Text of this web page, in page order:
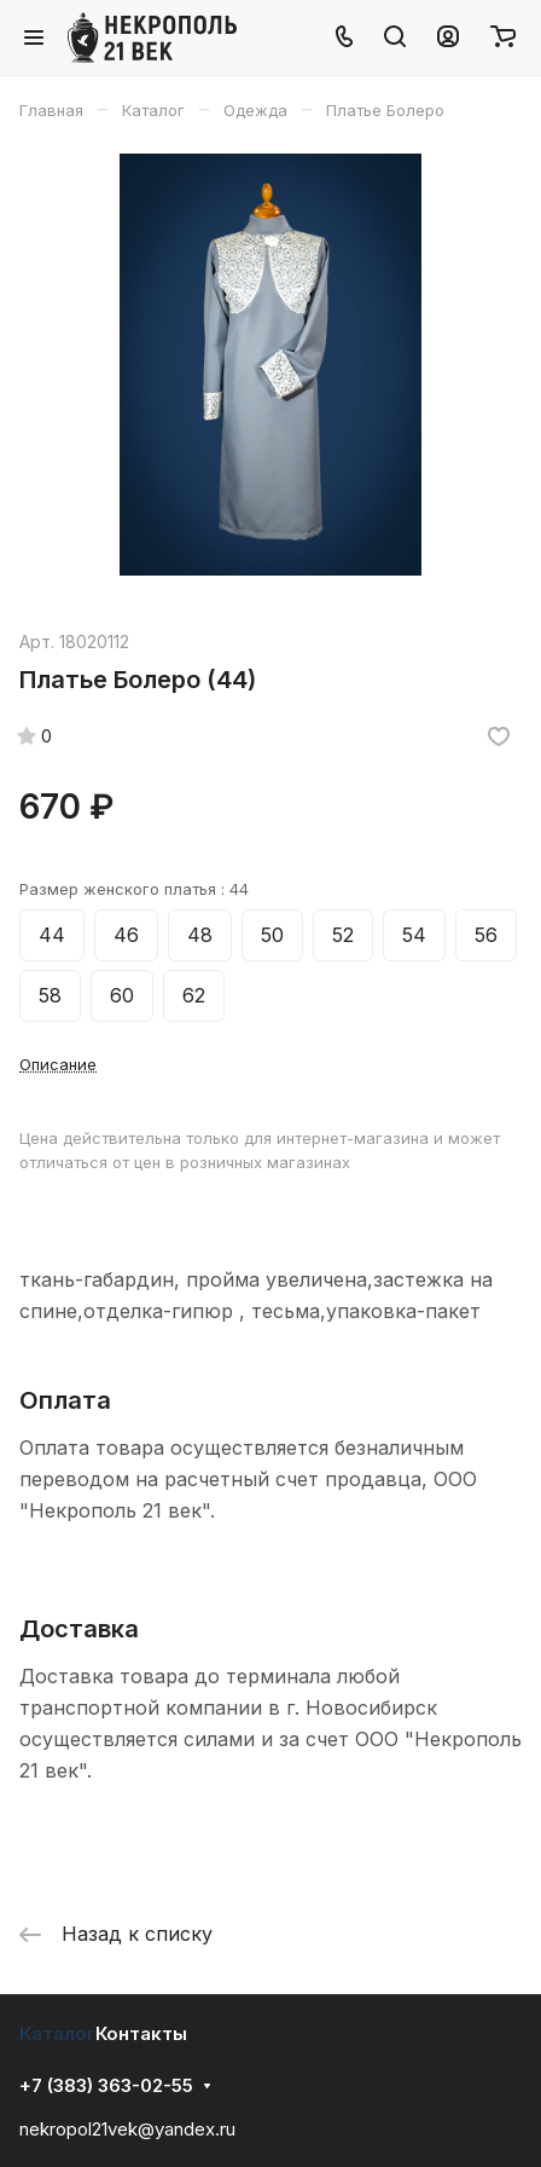
Главная – Каталог – Одежда – Платье Болеро
Арт. 18020112
Платье Болеро (44)
0
670 ₽
Размер женского платья : 44
44 46 48 50 52 54 56
58 60 62
Описание
Цена действительна только для интернет-магазина и может
отличаться от цен в розничных магазинах
ткань-габардин, пройма увеличена,застежка на
спине,отделка-гипюр , тесьма,упаковка-пакет
Оплата
Оплата товара осуществляется безналичным
переводом на расчетный счет продавца, ООО
"Некрополь 21 век".
Доставка
Доставка товара до терминала любой
транспортной компании в г. Новосибирск
осуществляется силами и за счет ООО "Некрополь
21 век".
Назад к списку
КаталогКонтакты
+7 (383) 363-02-55
nekropol21vek@yandex.ru